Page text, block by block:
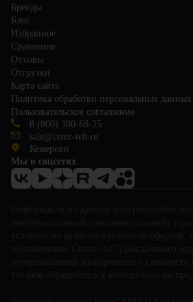
Бренды
Блог
Избранное
Сравнение
Отзывы
Отгрузки
Карта сайта
Политика обработки персональных данных
Пользовательское соглашение
8 (800) 300-68-25
sale@centr-teh.ru
Кемерово
Мы в соцсетях